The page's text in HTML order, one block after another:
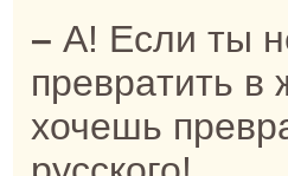
– А! Если ты не можешь кoбылу
превpaтить в
хочешь